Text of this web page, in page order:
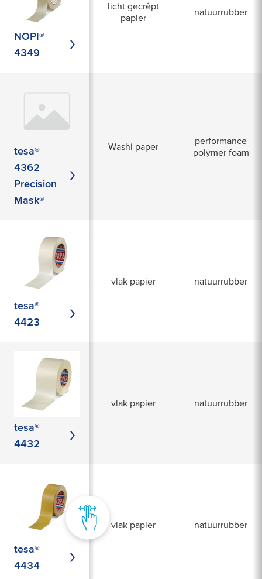
NOPI®
4349
licht gecrêpt
papier
natuurrubber
tesa®
4362
Precision
Mask®
Washi paper
performance
polymer foam
tesa®
4423
vlak papier natuurrubber
tesa®
4432
vlak papier natuurrubber
tesa®
4434
vlak papier natuurrubber